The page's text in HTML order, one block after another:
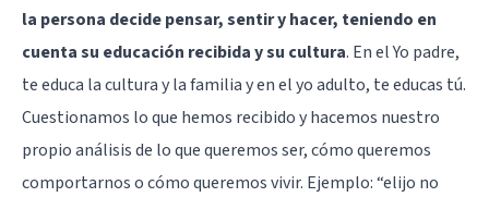
la persona decide pensar, sentir y hacer, teniendo en
cuenta su educación recibida y su cultura. En el Yo padre,
te educa la cultura y la familia y en el yo adulto, te educas tú.
Cuestionamos lo que hemos recibido y hacemos nuestro
propio análisis de lo que queremos ser, cómo queremos
comportarnos o cómo queremos vivir. Ejemplo: “elijo no